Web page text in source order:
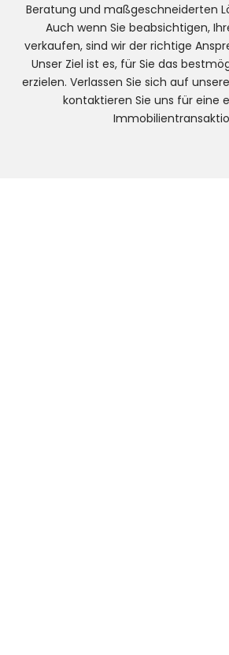
Beratung und maßgeschneiderten
Auch wenn Sie beabsichtigen,
verkaufen, sind wir der richtige
Unser Ziel ist es, für Sie das
erzielen. Verlassen Sie sich auf
kontaktieren Sie uns für eine